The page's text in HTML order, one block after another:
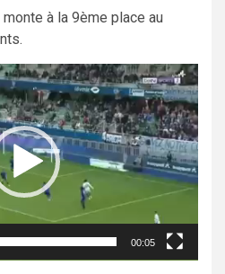
à la 9ème place au
00:05